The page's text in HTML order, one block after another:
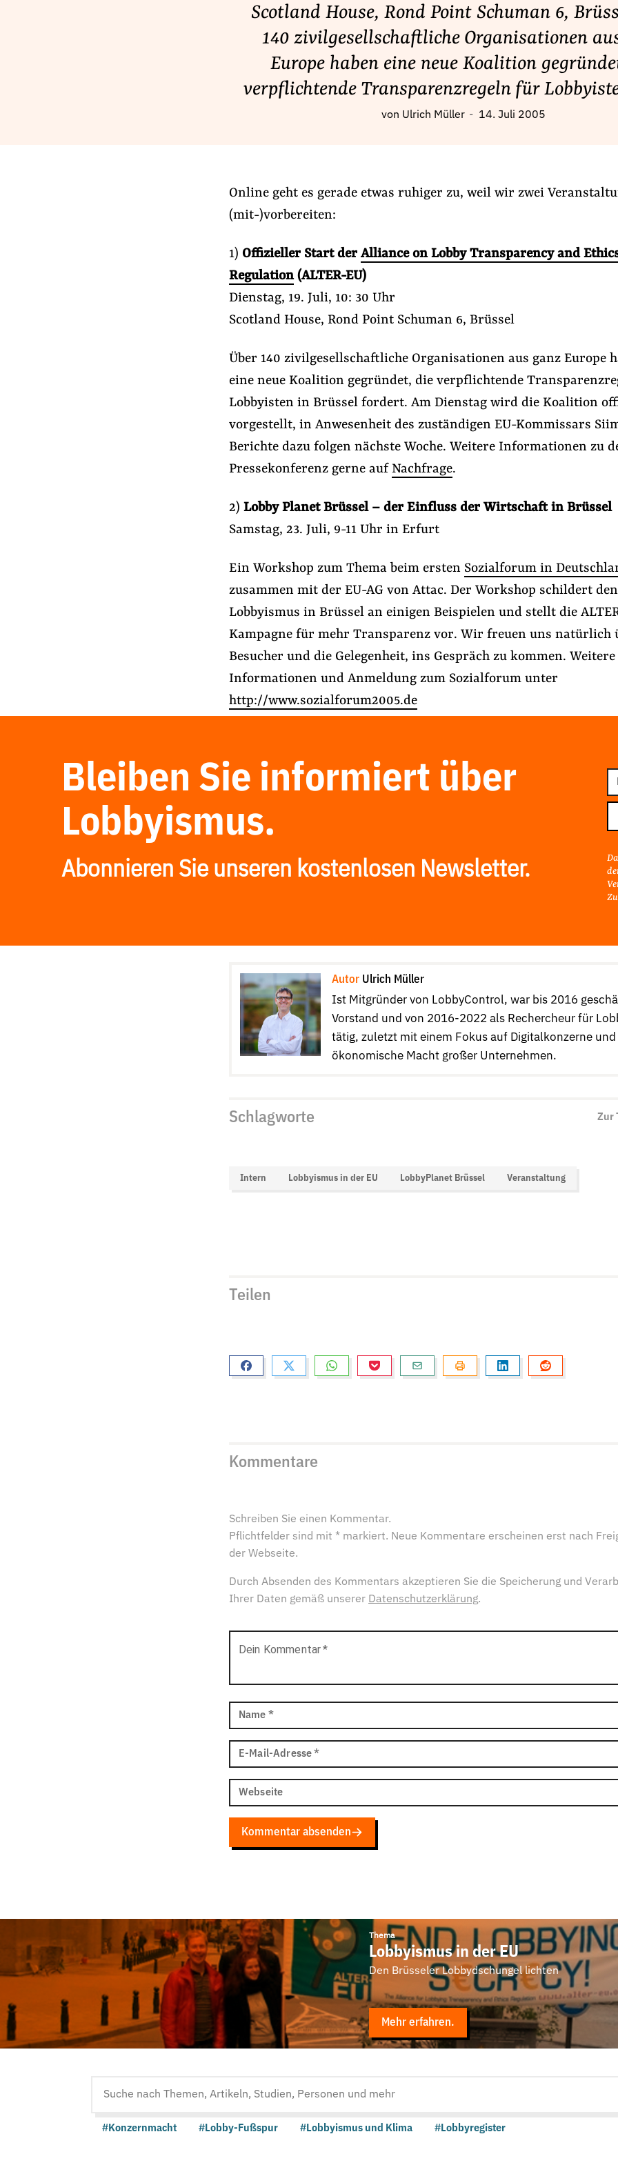
FacebookMastodonBlueskyInstagramYoutubeLinkedInFeed
Scotland House, Rond Point Schuman 6,
140 zivilgesellschaftliche Organisationen
Europe haben eine neue Koalition
verpflichtende Transparenzregeln für
von Ulrich Müller 14. Juli 2005
Online geht es gerade etwas ruhiger zu, weil wir zwei
(mit-)vorbereiten:
1) Offizieller Start der Alliance on Lobby Transparency and
Regulation(ALTER-EU)
Dienstag, 19. Juli, 10: 30 Uhr
Scotland House, Rond Point Schuman 6, Brüssel
Über 140 zivilgesellschaftliche Organisationen aus ganz Europe
eine neue Koalition gegründet, die verpflichtende
Lobbyisten in Brüssel fordert. Am Dienstag wird die Koalition
vorgestellt, in Anwesenheit des zuständigen EU-Kommissars
Berichte dazu folgen nächste Woche. Weitere Informationen zu
Pressekonferenz gerne aufNachfrage.
2) Lobby Planet Brüssel – der Einfluss der Wirtschaft in Brüssel
Samstag, 23. Juli, 9-11 Uhr in Erfurt
Ein Workshop zum Thema beim ersten Sozialforum in
zusammen mit der EU-AG von Attac. Der Workshop schildert den
Lobbyismus in Brüssel an einigen Beispielen und stellt die
Kampagne für mehr Transparenz vor. Wir freuen uns natürlich
Besucher und die Gelegenheit, ins Gespräch zu kommen. Weitere
Informationen und Anmeldung zum Sozialforum unter
http://www.sozialforum2005.de
Bleiben Sie informiert über
Lobbyismus.
Abonnieren Sie unseren kostenlosen Newsletter.
Autor Ulrich Müller
Ist Mitgründer von LobbyControl, war bis 2016
Vorstand und von 2016-2022 als Rechercheur für
tätig, zuletzt mit einem Fokus auf Digitalkonzerne und
ökonomische Macht großer Unternehmen.
Schlagworte Zur
Intern Lobbyismus in der EU LobbyPlanet Brüssel Veranstaltung
Teilen
Kommentare
Schreiben Sie einen Kommentar.
Pflichtfelder sind mit * markiert. Neue Kommentare erscheinen erst nach
der Webseite.
Durch Absenden des Kommentars akzeptieren Sie die Speicherung und
Ihrer Daten gemäß unserer Datenschutzerklärung.
Dein Kommentar*
Name *
E-Mail-Adresse *
Webseite
Kommentar absenden
Thema
Lobbyismus in der EU
Den Brüsseler Lobbydschungel lichten
Mehr erfahren.
#Konzernmacht #Lobby-Fußspur #Lobbyismus und Klima #Lobbyregister